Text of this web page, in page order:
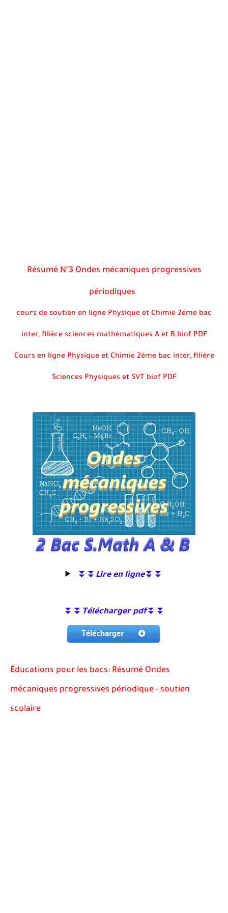
Résumé N°3 Ondes mécaniques progressives
périodiques
cours de soutien en ligne Physique et Chimie 2éme bac
inter, filière sciences mathématiques A et B biof PDF
Cours en ligne Physique et Chimie 2éme bac inter, filière
Sciences Physiques et SVT biof PDF
⏬⏬ Lire en ligne⏬⏬
⏬⏬ Télécharger pdf⏬⏬
Éducations pour les bacs: Résumé Ondes
mécaniques progressives périodique - soutien
scolaire